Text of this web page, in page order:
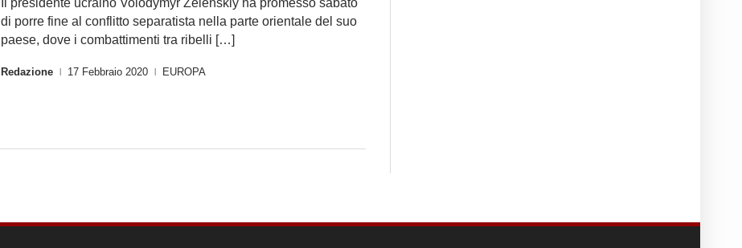
Il presidente ucraino Volodymyr Zelenskiy ha promesso sabato
di porre fine al conflitto separatista nella parte orientale del suo
paese, dove i combattimenti tra ribelli […]
Redazione 17 Febbraio 2020 EUROPA